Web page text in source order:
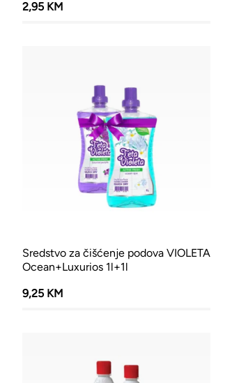
2,95 KM
Sredstvo za čišćenje podova VIOLETA
Ocean+Luxurios 1l+1l
9,25 KM